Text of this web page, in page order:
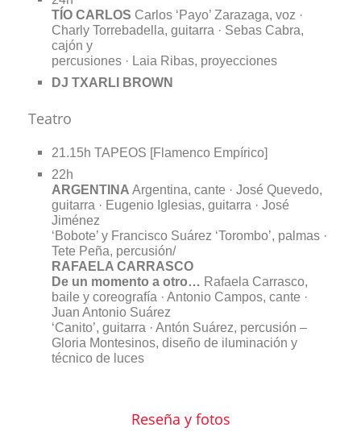
TÍO CARLOS Carlos ‘Payo’ Zarazaga, voz ·
Charly Torrebadella, guitarra · Sebas Cabra,
cajón y
percusiones · Laia Ribas, proyecciones
DJ TXARLI BROWN
Teatro
21.15h TAPEOS [Flamenco Empírico]
22h
ARGENTINA Argentina, cante · José Quevedo,
guitarra · Eugenio Iglesias, guitarra · José
Jiménez
‘Bobote’ y Francisco Suárez ‘Torombo’, palmas ·
Tete Peña, percusión/
RAFAELA CARRASCO
De un momento a otro… Rafaela Carrasco,
baile y coreografía · Antonio Campos, cante ·
Juan Antonio Suárez
‘Canito’, guitarra · Antón Suárez, percusión –
Gloria Montesinos, diseño de iluminación y
técnico de luces
Reseña y fotos